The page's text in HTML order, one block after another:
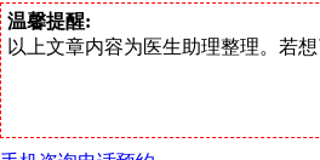
温馨提醒:
以上文章内容为医生助理整理。若